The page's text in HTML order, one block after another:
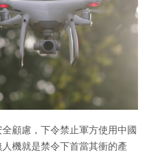
顧慮，下令禁止軍方使用中國
機就是禁令下首當其衝的產